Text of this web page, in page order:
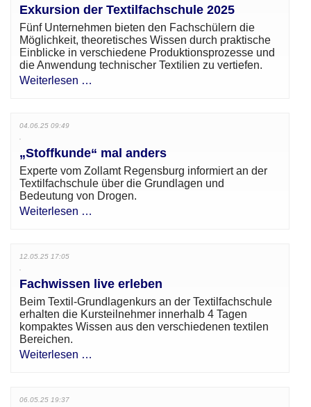
Exkursion der Textilfachschule 2025
Fünf Unternehmen bieten den Fachschülern die
Möglichkeit, theoretisches Wissen durch praktische
Einblicke in verschiedene Produktionsprozesse und
die Anwendung technischer Textilien zu vertiefen.
Weiterlesen …
04.06.25 09:49
„Stoffkunde“ mal anders
Experte vom Zollamt Regensburg informiert an der
Textilfachschule über die Grundlagen und
Bedeutung von Drogen.
Weiterlesen …
12.05.25 17:05
Fachwissen live erleben
Beim Textil-Grundlagenkurs an der Textilfachschule
erhalten die Kursteilnehmer innerhalb 4 Tagen
kompaktes Wissen aus den verschiedenen textilen
Bereichen.
Weiterlesen …
06.05.25 19:37